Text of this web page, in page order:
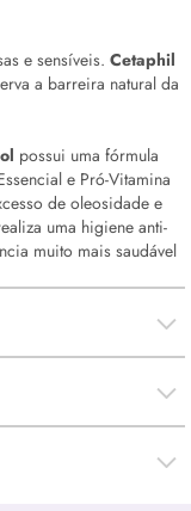
e sensíveis. Cetaphil
a barreira natural da
possui uma fórmula
e Pró-Vitamina
de oleosidade e
uma higiene anti-
muito mais saudável